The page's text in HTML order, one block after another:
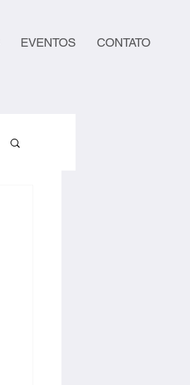
EVENTOS CONTATO